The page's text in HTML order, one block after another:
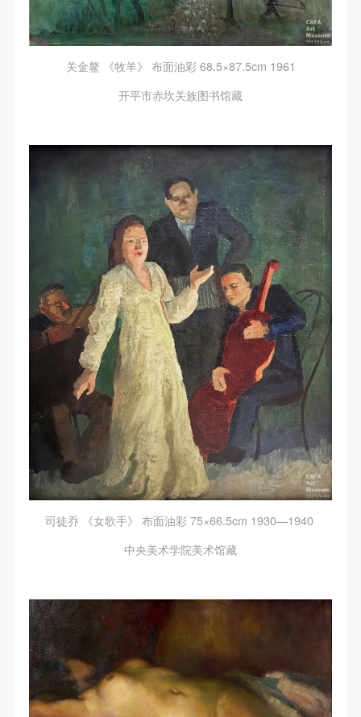
关金鳌 《牧羊》 布面油彩 68.5×87.5cm 1961
开平市赤坎关族图书馆藏
司徒乔 《女歌手》 布面油彩 75×66.5cm 1930—1940
中央美术学院美术馆藏